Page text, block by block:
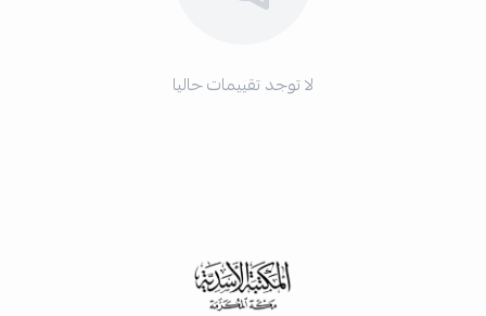
لا توجد تقييمات حاليا